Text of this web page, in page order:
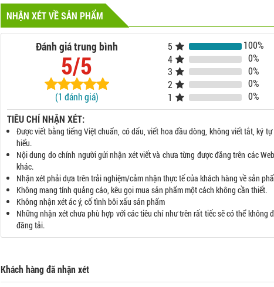
NHẬN XÉT VỀ SẢN PHẨM
Đánh giá trung bình
5/5
(1 đánh giá)
5
100%
4
0%
3
0%
2
0%
1
0%
TIÊU CHÍ NHẬN XÉT:
Được viết bằng tiếng Việt chuẩn, có dấu, viết hoa đầu dòng, không viết tắt, ký tự
hiểu.
Nội dung do chính người gửi nhận xét viết và chưa từng được đăng trên các
khác.
Nhận xét phải dựa trên trải nghiệm/cảm nhận thực tế của khách hàng về sản
Không mang tính quảng cáo, kêu gọi mua sản phẩm một cách không cần thiết.
Không nhận xét ác ý, cố tình bôi xấu sản phẩm
Những nhận xét chưa phù hợp với các tiêu chí như trên rất tiếc sẽ có thể không
đăng tải.
Khách hàng đã nhận xét